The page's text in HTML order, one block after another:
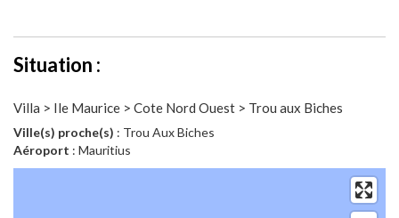
Situation :
Villa > Ile Maurice > Cote Nord Ouest > Trou aux Biches
Ville(s) proche(s) : Trou Aux Biches
Aéroport : Mauritius